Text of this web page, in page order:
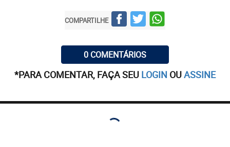
COMPARTILHE
0 COMENTÁRIOS
*PARA COMENTAR, FAÇA SEU LOGIN OUASSINE